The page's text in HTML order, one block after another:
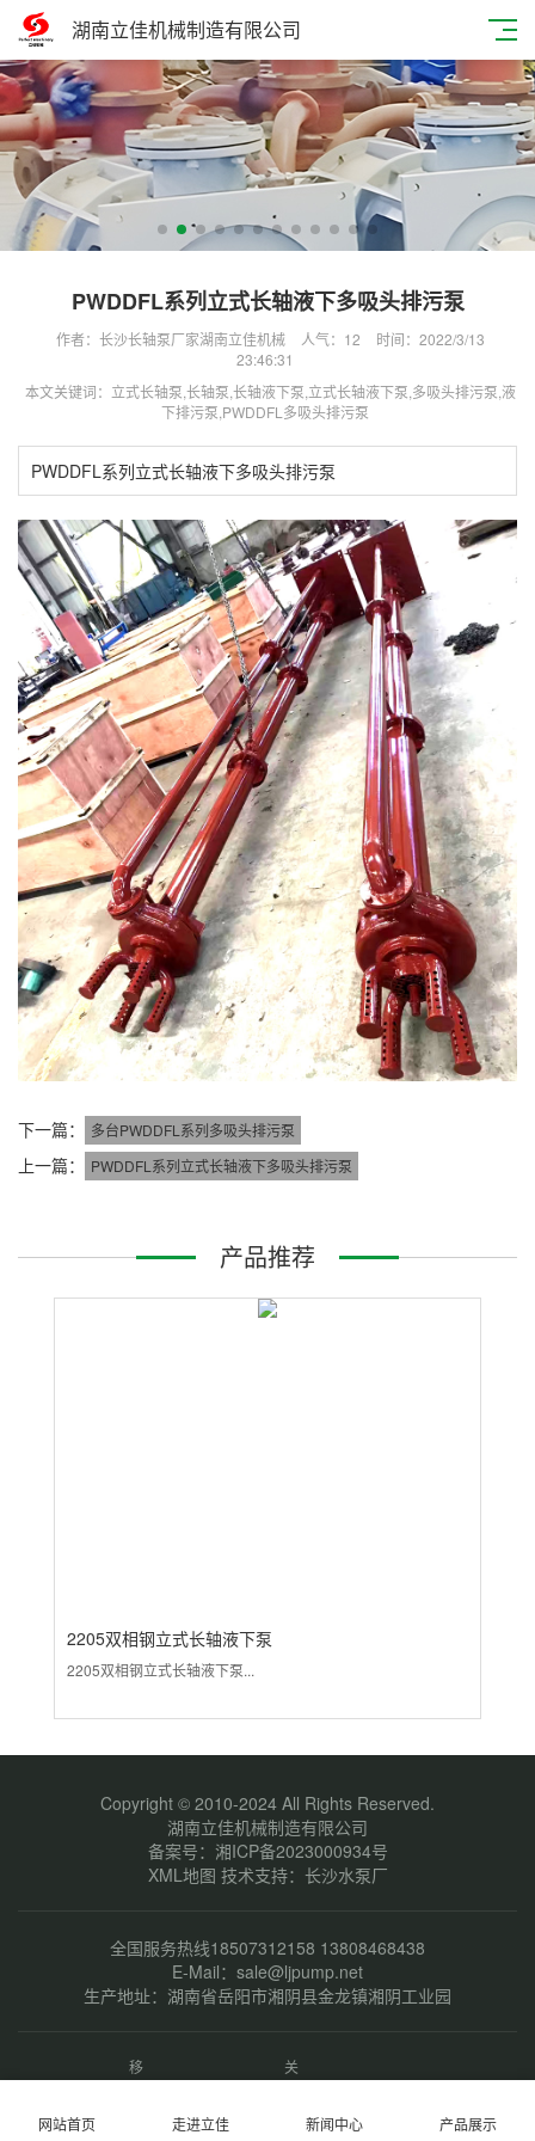
湖南立佳机械制造有限公司
PWDDFL系列立式长轴液下多吸头排污泵
作者：长沙长轴泵厂家湖南立佳机械 人气： 12
时间：2022/3/13
23:46:31
本文关键词：立式长轴泵,长轴泵,长轴液下泵,立式长轴液下泵,多吸头排污泵,液
下排污泵,PWDDFL多吸头排污泵
PWDDFL系列立式长轴液下多吸头排污泵
下一篇： 多台PWDDFL系列多吸头排污泵
上一篇： PWDDFL系列立式长轴液下多吸头排污泵
产品推荐
2205双相钢立式长轴液下泵
2205双相钢立式长轴液下泵...
Copyright © 2010-2024 All Rights Reserved.
湖南立佳机械制造有限公司
备案号： 湘ICP备2023000934号
XML地图 技术支持： 长沙水泵厂
全国服务热线18507312158 13808468438
E-Mail：sale@ljpump.net
生产地址：湖南省岳阳市湘阴县金龙镇湘阴工业园
移
关
网站首页 走进立佳 新闻中心 产品展示